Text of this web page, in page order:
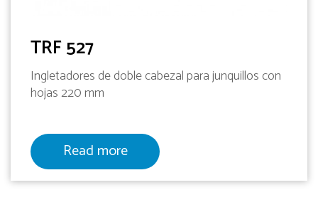
TRF 527
Ingletadores de doble cabezal para junquillos con
hojas 220 mm
Read more